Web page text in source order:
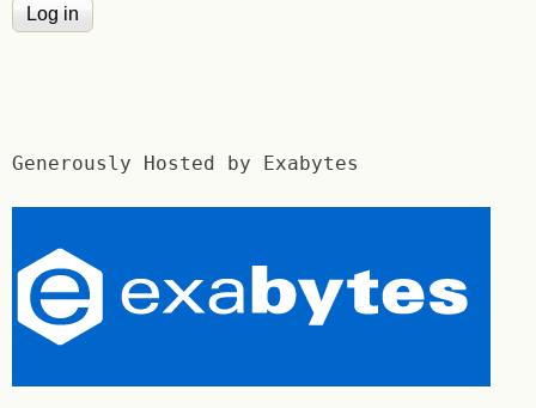
Generously Hosted by Exabytes